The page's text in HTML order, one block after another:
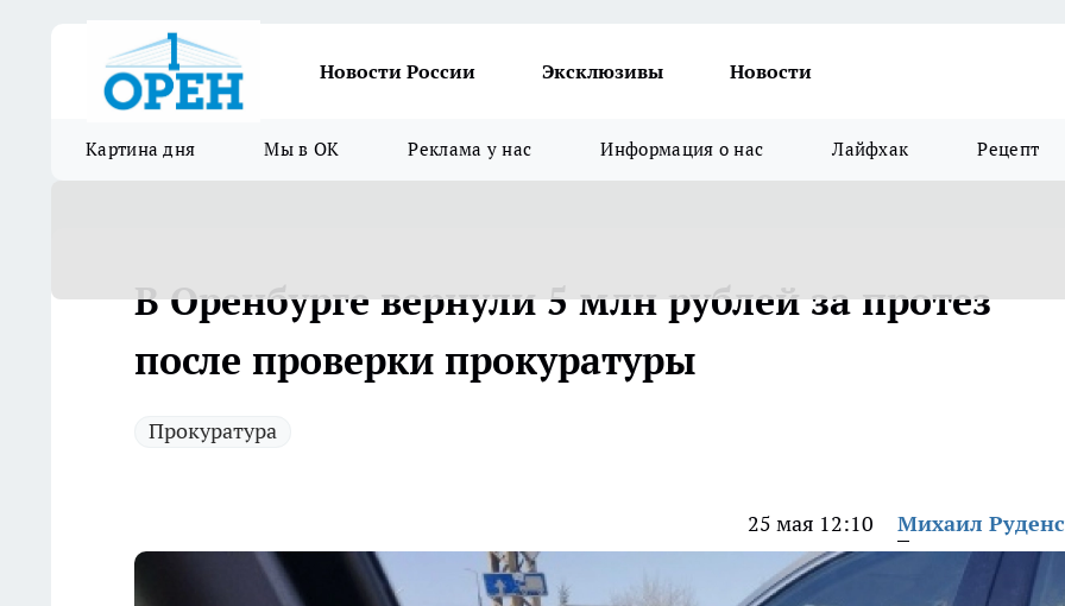
Новости России Эксклюзивы Новости
Картина дня Мы в ОК Реклама у нас Информация о нас Лайфхак Рецепт
В Оренбурге вернули 5 млн рублей за протез
после проверки прокуратуры
Прокуратура
25 мая 12:10 Михаил